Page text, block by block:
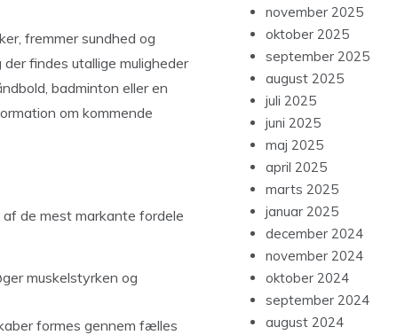
fremmer sundhed og
findes utallige muligheder
badminton eller en
om kommende
de mest markante fordele
muskelstyrken og
formes gennem fælles
november 2025
oktober 2025
september 2025
august 2025
juli 2025
juni 2025
maj 2025
april 2025
marts 2025
januar 2025
december 2024
november 2024
oktober 2024
september 2024
august 2024